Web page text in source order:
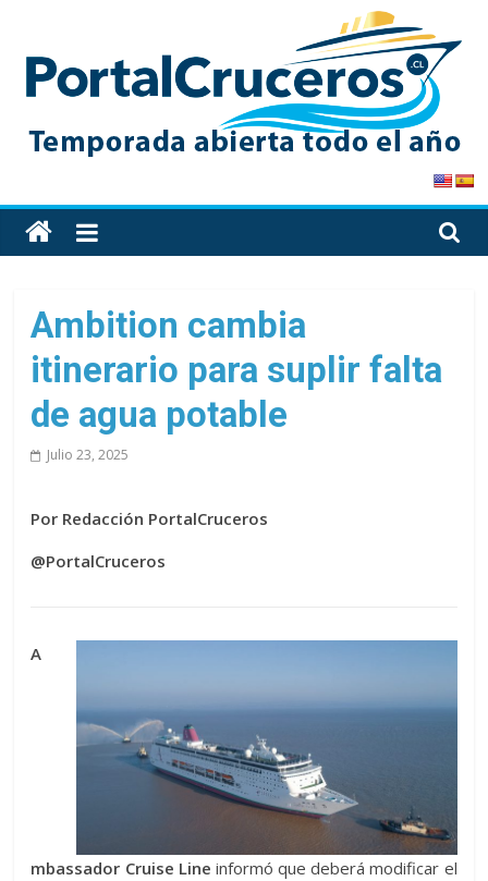
content
PortalCruceros
Toda
la
cruceros
en
un
solo
Ambition cambia
itinerario para suplir falta
de agua potable
Julio 23, 2025
Por Redacción PortalCruceros
@PortalCruceros
A
mbassador Cruise Line informó que deberá modificar el